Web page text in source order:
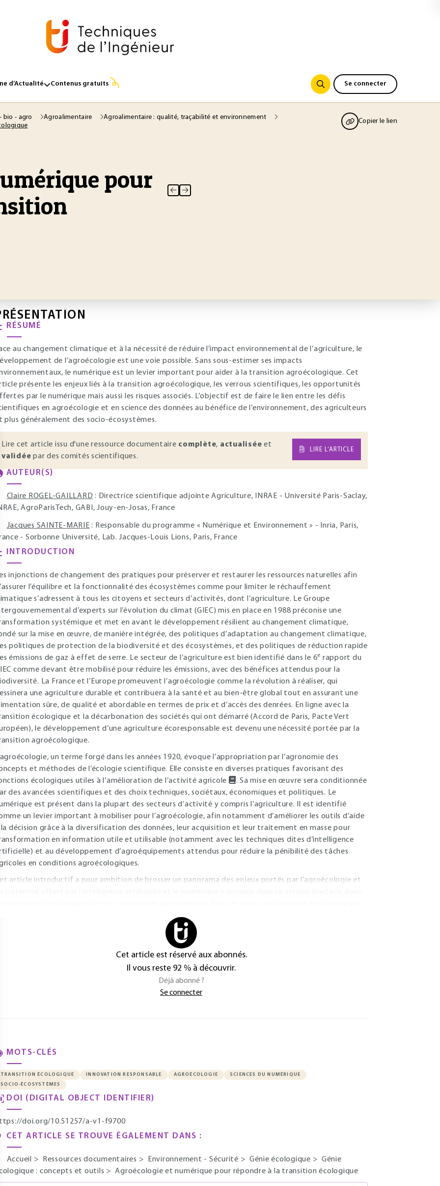
d’Actualité Contenus gratuits Se connecter
bio - agro Agroalimentaire
Agroalimentaire : qualité, traçabilité et environnement
Copier le lien
pour
RÉSUMÉ
au changement climatique et à la nécessité de réduire l’impact environnemental de l’agriculture, le
de l’agroécologie est une voie possible. Sans sous-estimer ses impacts
le numérique est un levier important pour aider à la transition agroécologique. Cet
présente les enjeux liés à la transition agroécologique, les verrous scientifiques, les opportunités
par le numérique mais aussi les risques associés. L’objectif est de faire le lien entre les défis
en agroécologie et en science des données au bénéfice de l’environnement, des agriculteurs
plus généralement des socio-écosystèmes.
Lire cet article issu d'une ressource documentaire complète, actualisée et
validée par des comités scientifiques.
LIRE L’ARTICLE
AUTEUR(S)
Claire ROGEL-GAILLARD : Directrice scientifique adjointe Agriculture, INRAE - Université Paris-Saclay,
AgroParisTech, GABI, Jouy-en-Josas, France
Jacques SAINTE-MARIE : Responsable du programme « Numérique et Environnement » - Inria, Paris,
- Sorbonne Université, Lab. Jacques-Louis Lions, Paris, France
INTRODUCTION
injonctions de changement des pratiques pour préserver et restaurer les ressources naturelles afin
l’équilibre et la fonctionnalité des écosystèmes comme pour limiter le réchauffement
s’adressent à tous les citoyens et secteurs d’activités, dont l’agriculture. Le Groupe
d’experts sur l’évolution du climat (GIEC) mis en place en 1988 préconise une
systémique et met en avant le développement résilient au changement climatique,
sur la mise en œuvre, de manière intégrée, des politiques d’adaptation au changement climatique,
politiques de protection de la biodiversité et des écosystèmes, et des politiques de réduction rapide
émissions de gaz à effet de serre. Le secteur de l’agriculture est bien identifié dans le 6e rapport du
comme devant être mobilisé pour réduire les émissions, avec des bénéfices attendus pour la
La France et l’Europe promeuvent l’agroécologie comme la révolution à réaliser, qui
une agriculture durable et contribuera à la santé et au bien-être global tout en assurant une
sûre, de qualité et abordable en termes de prix et d’accès des denrées. En ligne avec la
écologique et la décarbonation des sociétés qui ont démarré (Accord de Paris, Pacte Vert
le développement d’une agriculture écoresponsable est devenu une nécessité portée par la
agroécologique.
un terme forgé dans les années 1920, évoque l’appropriation par l’agronomie des
et méthodes de l’écologie scientifique. Elle consiste en diverses pratiques favorisant des
écologiques utiles à l’amélioration de l’activité agricole
. Sa mise en œuvre sera conditionnée
des avancées scientifiques et des choix techniques, sociétaux, économiques et politiques. Le
est présent dans la plupart des secteurs d’activité y compris l’agriculture. Il est identifié
un levier important à mobiliser pour l’agroécologie, afin notamment d’améliorer les outils d’aide
la décision grâce à la diversification des données, leur acquisition et leur traitement en masse pour
en information utile et utilisable (notamment avec les techniques dites d’intelligence
et au développement d’agroéquipements attendus pour réduire la pénibilité des tâches
en conditions agroécologiques.
article introductif a pour ambition de brosser un panorama des enjeux portés par l’agroécologie et
Cet article est réservé aux abonnés.
Il vous reste 92 % à découvrir.
Déjà abonné ?
Se connecter
MOTS-CLÉS
TRANSITION ÉCOLOGIQUE INNOVATION RESPONSABLE AGROÉCOLOGIE
SCIENCES DU NUMÉRIQUE
SOCIO-ÉCOSYSTÈMES
DOI (DIGITAL OBJECT IDENTIFIER)
doi.org/10.51257/a-v1-f9700
CET ARTICLE SE TROUVE ÉGALEMENT DANS :
Accueil > Ressources documentaires > Environnement - Sécurité > Génie écologique > Génie
: concepts et outils >Agroécologie et numérique pour répondre à la transition écologique